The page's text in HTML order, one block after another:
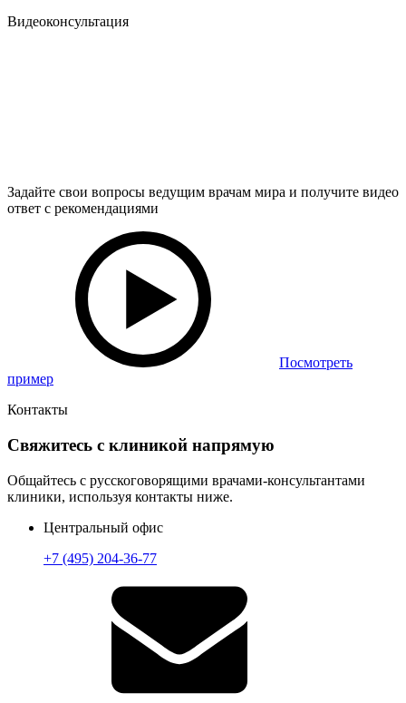
Видеоконсультация
Задайте свои вопросы ведущим врачам мира и получите видео
ответ с рекомендациями
Посмотреть
пример
Контакты
Свяжитесь с клиникой напрямую
Общайтесь с русскоговорящими врачами-консультантами
клиники, используя контакты ниже.
Центральный офис
+7 (495) 204-36-77